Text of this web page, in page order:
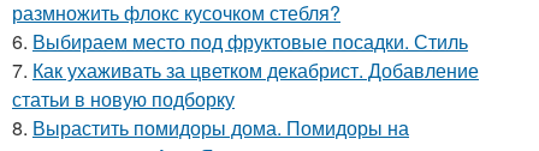
размножить флокс кусочком стебля?
6. Выбираем место под фруктовые посадки. Стиль
7. Как ухаживать за цветком декабрист. Добавление
статьи в новую подборку
8. Вырастить помидоры дома. Помидоры на